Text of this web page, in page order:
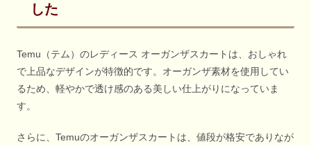
した
Temu（テム）のレディース オーガンザスカートは、おしゃれ
で上品なデザインが特徴的です。オーガンザ素材を使用してい
るため、軽やかで透け感のある美しい仕上がりになっていま
す。
さらに、Temuのオーガンザスカートは、値段が格安でありなが